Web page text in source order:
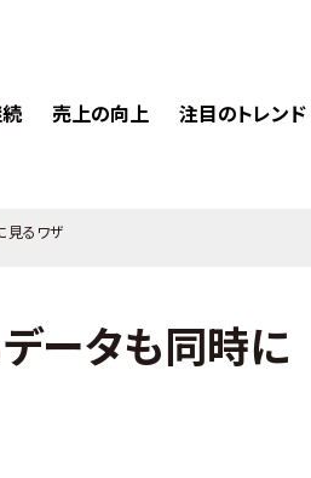
売上の向上 注目のトレンド
見るワザ
ータも同時に